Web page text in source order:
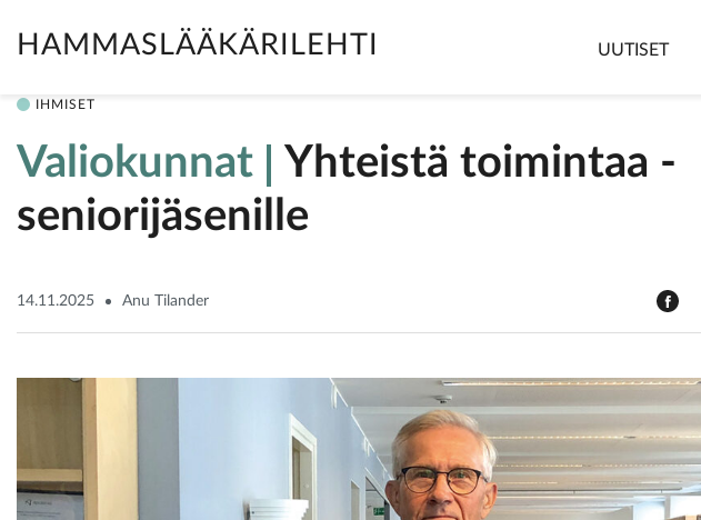
HAMMASLÄÄKÄRILEHTI UUTISET
IHMISET
Valiokunnat
Yhteistä toimintaa ­
seniorijäsenille
14.11.2025 Anu Tilander